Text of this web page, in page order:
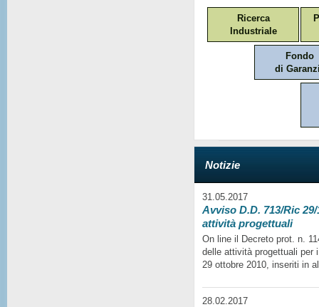
Ricerca
Industriale
Fondo
di
Notizie
31.05.2017
Avviso D.D. 713/Ric
attività progettuali
On line il Decreto prot. n.
delle attività progettuali per
29 ottobre 2010, inseriti in
28.02.2017